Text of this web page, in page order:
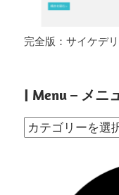
完全版：サイケデ
| Menu – メニ